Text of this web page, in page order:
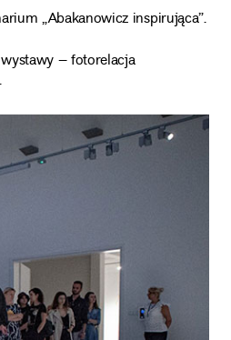
„Abakanowicz inspirująca”.
– fotorelacja